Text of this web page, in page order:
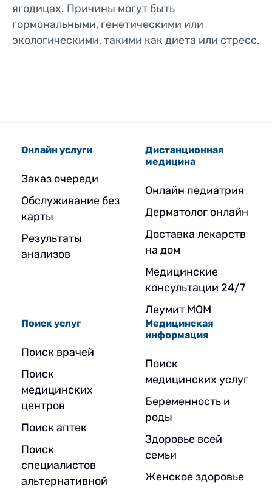
ягодицах. Причины могут быть
гормональными, генетическими или
экологическими, такими как диета или стресс.
Онлайн услуги
Заказ очереди
Обслуживание без
карты
Результаты
анализов
Дистанционная
медицина
Онлайн педиатрия
Дерматолог онлайн
Доставка лекарств
на дом
Медицинские
консультации 24/7
Леумит МОМ
Поиск услуг
Поиск врачей
Поиск
медицинских
центров
Поиск аптек
Поиск
специалистов
альтернативной
Медицинская
информация
Поиск
медицинских услуг
Беременность и
роды
Здоровье всей
семьи
Женское здоровье